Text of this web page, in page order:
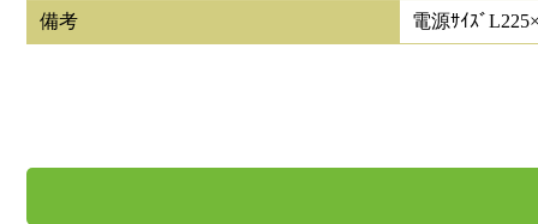
備考 電源ｻｲｽﾞ